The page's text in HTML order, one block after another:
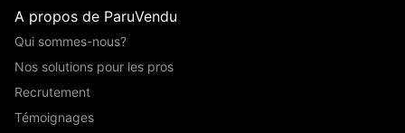
A propos de ParuVendu
Qui sommes-nous?
Nos solutions pour les pros
Recrutement
Témoignages